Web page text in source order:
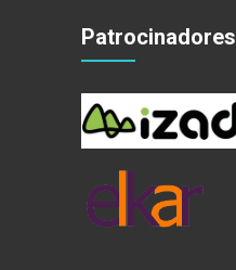
Patrocinadores